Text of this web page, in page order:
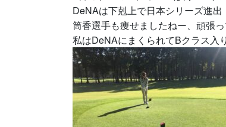
DeNAは下剋上で日本シリーズ進出
筒香選手も痩せましたねー、頑張
私はDeNAにまくられてBクラス入